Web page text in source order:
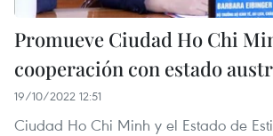
Promueve Ciudad Ho Chi
cooperación con estado
19/10/2022 12:51
Ciudad Ho Chi Minh y el Estado de